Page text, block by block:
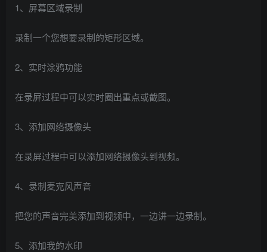
1、屏幕区域录制
录制一个您想要录制的矩形区域。
2、实时涂鸦功能
在录屏过程中可以实时圈出重点或截图。
3、添加网络摄像头
在录屏过程中可以添加网络摄像头到视频。
4、录制麦克风声音
把您的声音完美添加到视频中，一边讲一边录制。
5、添加我的水印